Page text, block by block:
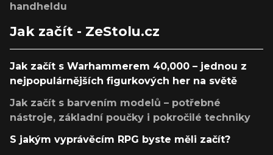
handheldu
Jak začít - ZeStolu.cz
Jak začít s Warhammerem 40,000 – jednou z
nejpopulárnějších figurkových her na světě
Jak začít s barvením modelů – potřebné
nástroje, základní poučky i pokročilé techniky
S jakým vyprávěcím RPG byste měli začít?